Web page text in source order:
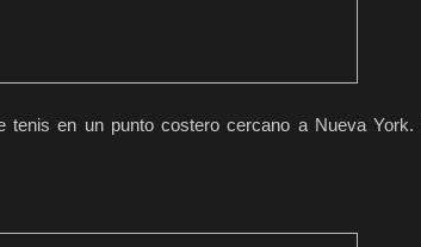
en un punto costero cercano a Nueva York.